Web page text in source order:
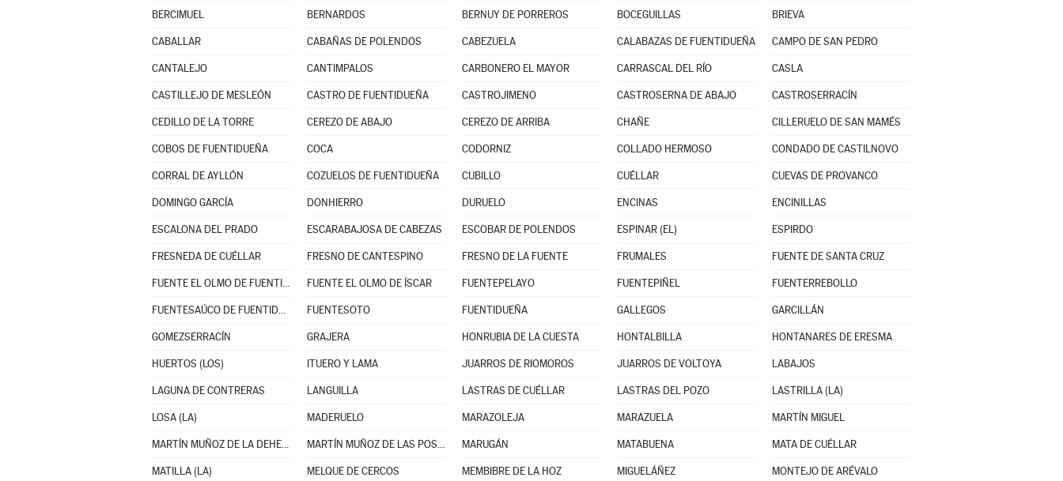
BERCIMUEL BERNARDOS BERNUY DE PORREROS BOCEGUILLAS BRIEVA
CABALLAR CABAÑAS DE POLENDOS CABEZUELA CALABAZAS DE FUENTIDUEÑA CAMPO DE SAN PEDRO
CANTALEJO CANTIMPALOS CARBONERO EL MAYOR CARRASCAL DEL RÍO CASLA
CASTILLEJO DE MESLEÓN CASTRO DE FUENTIDUEÑA CASTROJIMENO CASTROSERNA DE ABAJO CASTROSERRACÍN
CEDILLO DE LA TORRE CEREZO DE ABAJO CEREZO DE ARRIBA CHAÑE CILLERUELO DE SAN MAMÉS
COBOS DE FUENTIDUEÑA COCA CODORNIZ COLLADO HERMOSO CONDADO DE CASTILNOVO
CORRAL DE AYLLÓN COZUELOS DE FUENTIDUEÑA CUBILLO CUÉLLAR CUEVAS DE PROVANCO
DOMINGO GARCÍA DONHIERRO DURUELO ENCINAS ENCINILLAS
ESCALONA DEL PRADO ESCARABAJOSA DE CABEZAS ESCOBAR DE POLENDOS ESPINAR (EL) ESPIRDO
FRESNEDA DE CUÉLLAR FRESNO DE CANTESPINO FRESNO DE LA FUENTE FRUMALES FUENTE DE SANTA CRUZ
FUENTE EL OLMO DE FUENTIDUEÑA FUENTE EL OLMO DE ÍSCAR FUENTEPELAYO FUENTEPIÑEL FUENTERREBOLLO
FUENTESAÚCO DE FUENTIDUEÑA FUENTESOTO FUENTIDUEÑA GALLEGOS GARCILLÁN
GOMEZSERRACÍN GRAJERA HONRUBIA DE LA CUESTA HONTALBILLA HONTANARES DE ERESMA
HUERTOS (LOS) ITUERO Y LAMA JUARROS DE RIOMOROS JUARROS DE VOLTOYA LABAJOS
LAGUNA DE CONTRERAS LANGUILLA LASTRAS DE CUÉLLAR LASTRAS DEL POZO LASTRILLA (LA)
LOSA (LA) MADERUELO MARAZOLEJA MARAZUELA MARTÍN MIGUEL
MARTÍN MUÑOZ DE LA DEHESA MARTÍN MUÑOZ DE LAS POSADAS MARUGÁN MATABUENA MATA DE CUÉLLAR
MATILLA (LA) MELQUE DE CERCOS MEMBIBRE DE LA HOZ MIGUELÁÑEZ MONTEJO DE ARÉVALO